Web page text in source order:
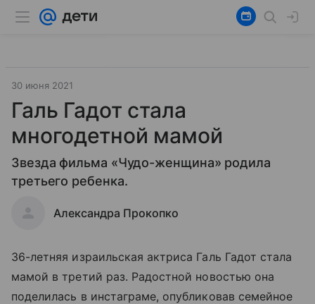
30 июня 2021
Галь Гадот стала
многодетной мамой
Звезда фильма «Чудо-женщина» родила
третьего ребенка.
Александра Прокопко
36-летняя израильская актриса Галь Гадот стала
мамой в третий раз. Радостной новостью она
поделилась в инстаграме, опубликовав семейное